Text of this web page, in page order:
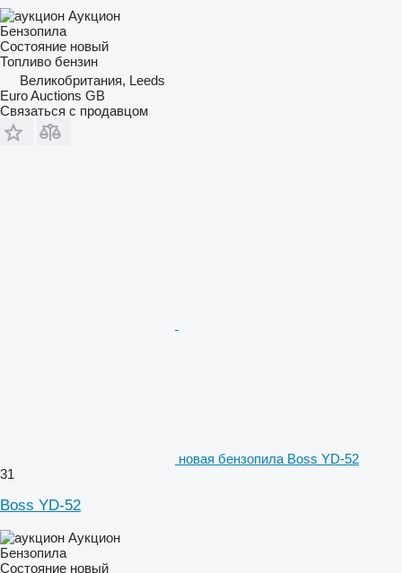
Аукцион
Бензопила
Состояние новый
Топливо бензин
Великобритания, Leeds
Euro Auctions GB
Связаться с продавцом
новая бензопила Boss YD-52
31
Boss YD-52
Аукцион
Бензопила
Состояние новый